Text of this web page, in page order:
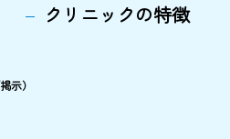
クリニックの特徴
示）